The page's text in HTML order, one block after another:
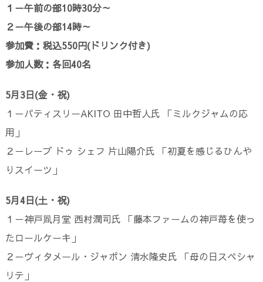
１－午前の部10時30分～
２－午後の部14時～
参加費：税込550円(ドリンク付き)
参加人数：各回40名
5月3日(金・祝)
１－パティスリーAKITO 田中哲人氏 「ミルクジャムの応
用」
２－レーブ ドゥ シェフ 片山陽介氏 「初夏を感じるひんや
りスイーツ」
5月4日(土・祝)
１－神戸凮月堂 西村潤司氏 「藤本ファームの神戸苺を使っ
たロールケーキ」
２－ヴィタメール・ジャポン 清水隆史氏 「母の日スペシャ
リテ」